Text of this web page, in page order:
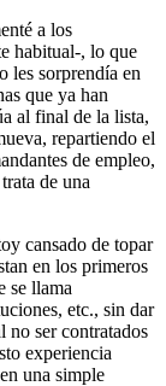
a los
habitual-, lo que
les sorprendía en
que ya han
al final de la lista,
repartiendo el
de empleo,
de una
cansado de topar
en los primeros
se llama
etc., sin dar
no ser contratados
experiencia
una simple